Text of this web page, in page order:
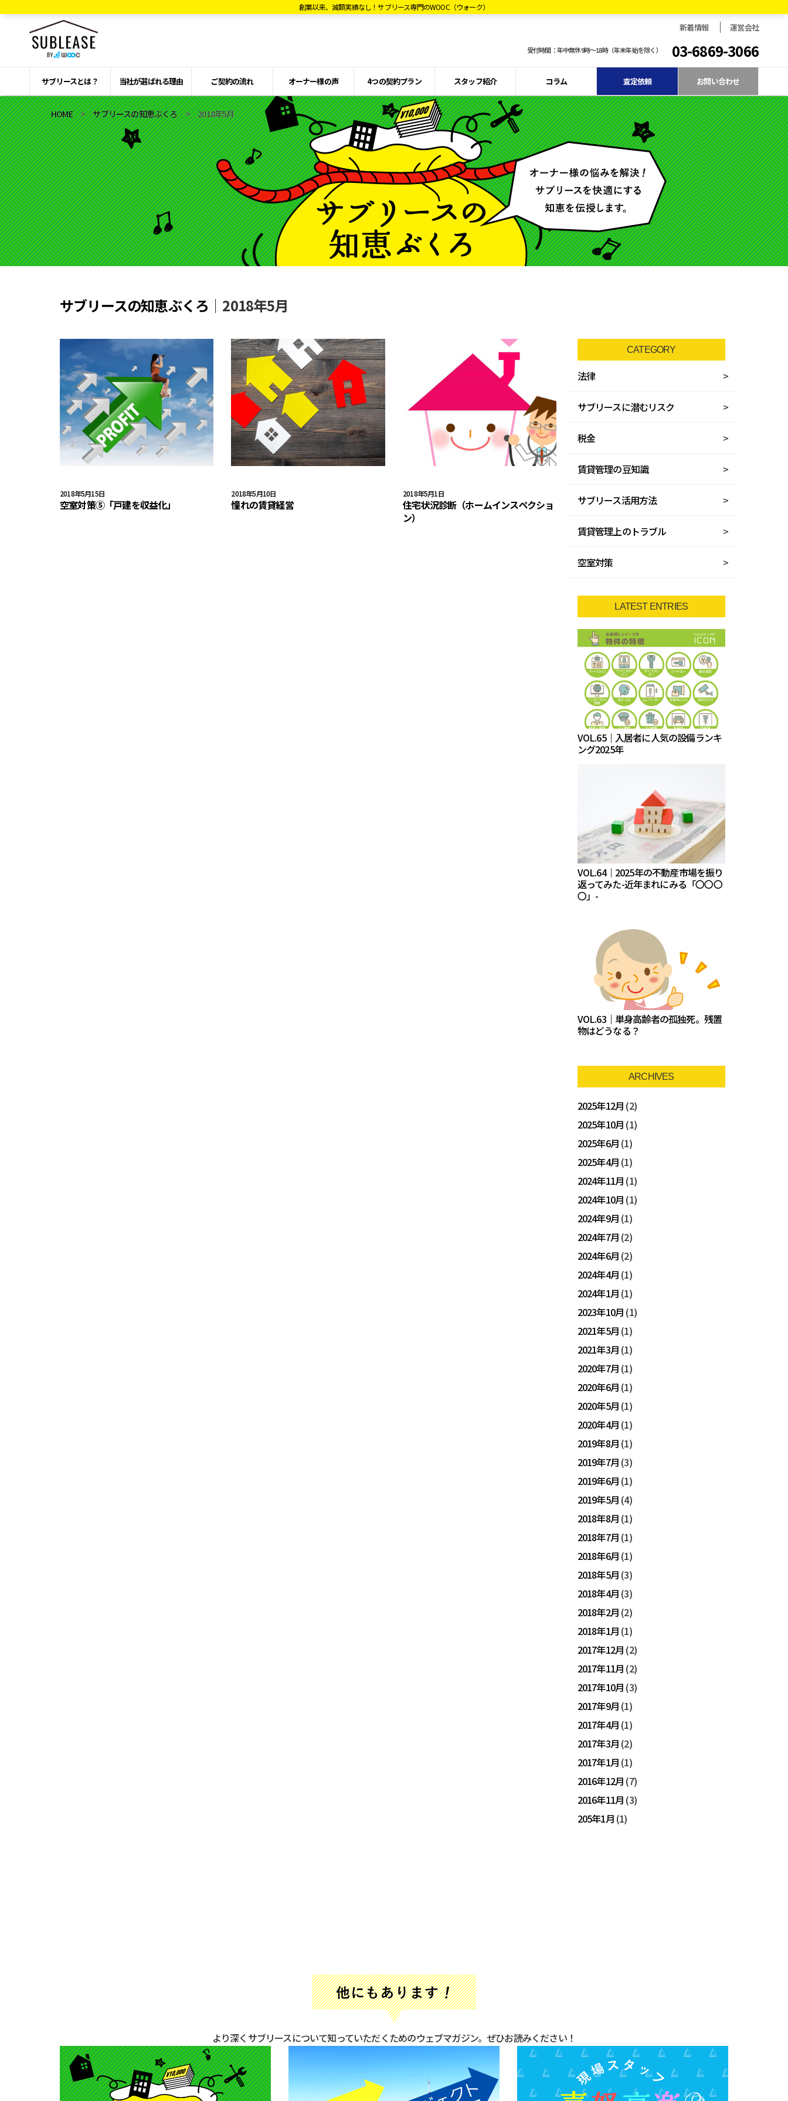
創業以来、減額実績なし！サブリース専門のWOOC（ウォーク）
新着情報 運営会社
受付時間：年中無休9時〜18時（年末年始を除く） 03-6869-3066
サブリースとは？ 当社が選ばれる理由 ご契約の流れ オーナー様の声 4つの契約プラン スタッフ紹介 コラム 査定依頼 お問い合わせ
HOME>サブリースの知恵ぶくろ> 2018年5月
サブリースの知恵ぶくろ ｜2018年5月
2018年5月15日
空室対策⑤「戸建を収益化」
2018年5月10日
憧れの賃貸経営
2018年5月1日
住宅状況診断（ホームインスペクショ
ン）
CATEGORY
法律
サブリースに潜むリスク
税金
賃貸管理の豆知識
サブリース活用方法
賃貸管理上のトラブル
空室対策
LATEST ENTRIES
VOL.65｜入居者に人気の設備ランキ
ング2025年
VOL.64｜2025年の不動産市場を振り
返ってみた-近年まれにみる「〇〇〇
〇」-
VOL.63｜単身高齢者の孤独死。残置
物はどうなる？
ARCHIVES
2025年12月 (2)
2025年10月 (1)
2025年6月 (1)
2025年4月 (1)
2024年11月 (1)
2024年10月 (1)
2024年9月 (1)
2024年7月 (2)
2024年6月 (2)
2024年4月 (1)
2024年1月 (1)
2023年10月 (1)
2021年5月 (1)
2021年3月 (1)
2020年7月 (1)
2020年6月 (1)
2020年5月 (1)
2020年4月 (1)
2019年8月 (1)
2019年7月 (3)
2019年6月 (1)
2019年5月 (4)
2018年8月 (1)
2018年7月 (1)
2018年6月 (1)
2018年5月 (3)
2018年4月 (3)
2018年2月 (2)
2018年1月 (1)
2017年12月 (2)
2017年11月 (2)
2017年10月 (3)
2017年9月 (1)
2017年4月 (1)
2017年3月 (2)
2017年1月 (1)
2016年12月 (7)
2016年11月 (3)
205年1月 (1)
より深くサブリースについて知っていただくためのウェブマガジン。ぜひお読みください！